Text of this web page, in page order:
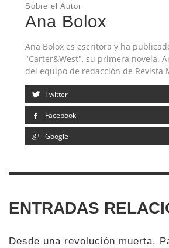
Sobre el Autor
Ana Bolox
Ana Bolox es escritora y ha
"Carter&West", su primera novela.
del equipo de redacción de Revista
Twitter
Facebook
Google
ENTRADAS
Desde una revolución muerta.